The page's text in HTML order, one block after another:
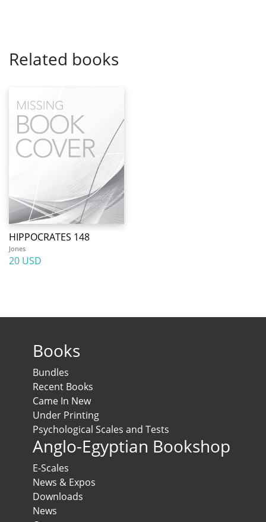
Related books
HIPPOCRATES 148
Jones
20 USD
Books
Bundles
Recent Books
Came In New
Under Printing
Psychological Scales and Tests
Anglo-Egyptian Bookshop
E-Scales
News & Expos
Downloads
News